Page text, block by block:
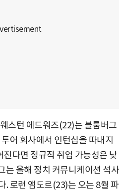
스턴 에드워즈(22)는 블룸버그
어 회사에서 인턴십을 따내지
다면 정규직 취업 가능성은 낮
는 올해 정치 커뮤니케이션 석사
. 로런 앰도르(23)는 오는 8월 파